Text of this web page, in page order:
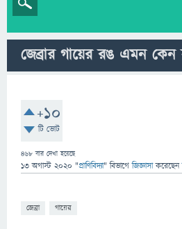
জেব্রার গায়ের রঙ এমন কেন
+10
টি ভোট
468 বার দেখা হয়েছে
13 অগাস্ট 2020 "প্রাণিবিদ্যা" বিভাগে জিজ্ঞাসাকরেছেন
জেব্রা গায়ের